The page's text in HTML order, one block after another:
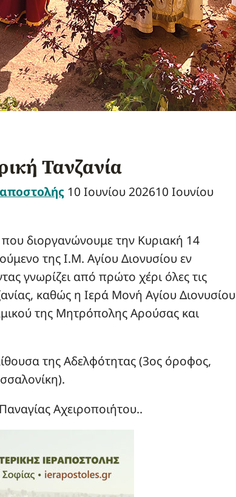
Τανζανία
10 Ιουνίου 202610 Ιουνίου
διοργανώνουμε την Κυριακή 14
της Ι.Μ. Αγίου Διονυσίου εν
γνωρίζει από πρώτο χέρι όλες τις
καθώς η Ιερά Μονή Αγίου Διονυσίου
της Μητρόπολης Αρούσας και
της Αδελφότητας (3ος όροφος,
Αχειροποιήτου..